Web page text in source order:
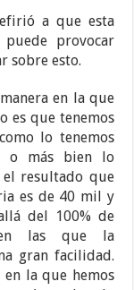
a que esta
provocar
sobre esto.
en la que
es que tenemos
lo tenemos
o más bien lo
el resultado que
es de 40 mil y
del 100% de
en las que la
gran facilidad.
la que hemos